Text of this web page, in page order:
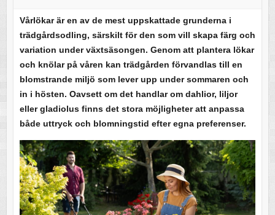
Vårlökar är en av de mest uppskattade grunderna i
trädgårdsodling, särskilt för den som vill skapa färg och
variation under växtsäsongen. Genom att plantera lökar
och knölar på våren kan trädgården förvandlas till en
blomstrande miljö som lever upp under sommaren och
in i hösten. Oavsett om det handlar om dahlior, liljor
eller gladiolus finns det stora möjligheter att anpassa
både uttryck och blomningstid efter egna preferenser.